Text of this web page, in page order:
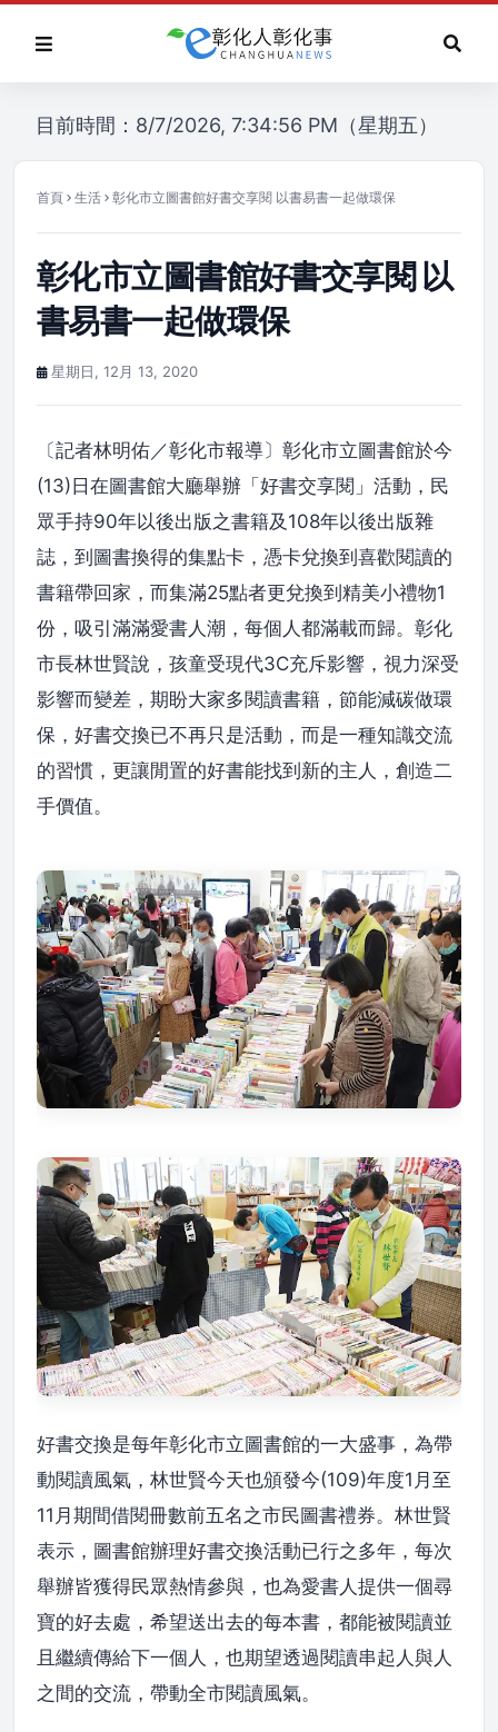
目前時間：8/7/2026, 7:34:56 PM（星期五）
首頁 生活 彰化市立圖書館好書交享閱 以書易書一起做環保
彰化市立圖書館好書交享閱 以
書易書一起做環保
星期日, 12月 13, 2020
〔記者林明佑／彰化市報導〕彰化市立圖書館於今
(13)日在圖書館大廳舉辦「好書交享閱」活動，民
眾手持90年以後出版之書籍及108年以後出版雜
誌，到圖書換得的集點卡，憑卡兌換到喜歡閱讀的
書籍帶回家，而集滿25點者更兌換到精美小禮物1
份，吸引滿滿愛書人潮，每個人都滿載而歸。彰化
市長林世賢說，孩童受現代3C充斥影響，視力深受
影響而變差，期盼大家多閱讀書籍，節能減碳做環
保，好書交換已不再只是活動，而是一種知識交流
的習慣，更讓閒置的好書能找到新的主人，創造二
手價值。
好書交換是每年彰化市立圖書館的一大盛事，為帶
動閱讀風氣，林世賢今天也頒發今(109)年度1月至
11月期間借閱冊數前五名之市民圖書禮券。林世賢
表示，圖書館辦理好書交換活動已行之多年，每次
舉辦皆獲得民眾熱情參與，也為愛書人提供一個尋
寶的好去處，希望送出去的每本書，都能被閱讀並
且繼續傳給下一個人，也期望透過閱讀串起人與人
之間的交流，帶動全市閱讀風氣。